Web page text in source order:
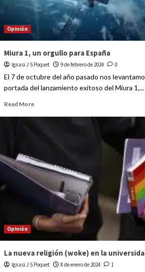
Opinión
Miura 1, un orgullo para España
Ignasi J S Poquet 9 de febrero de 2024 0
El 7 de octubre del año pasado nos
portada del lanzamiento exitoso del Miura 1,...
Read More
Opinión
La nueva religión (woke) en la
Ignasi J S Poquet 8 de enero de 2024 1